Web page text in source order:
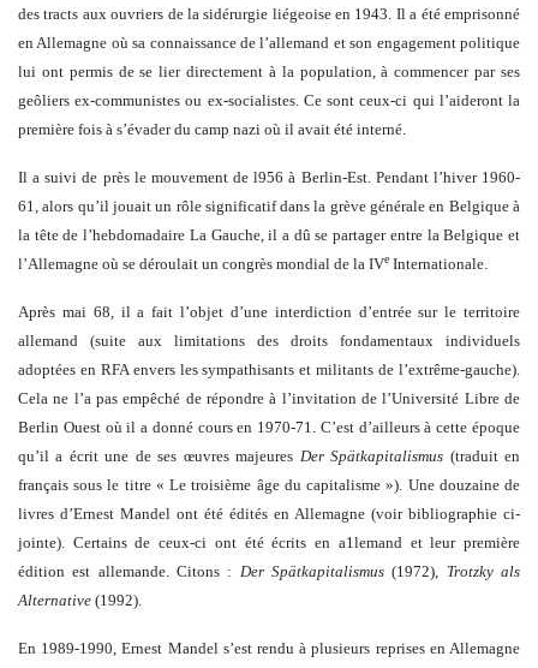
des tracts aux ouvriers de la sidérurgie liégeoise en 1943. Il a été emprisonné
en Allemagne où sa connaissance de l’allemand et son engagement politique
lui ont permis de se lier directement à la population, à commencer par ses
geôliers ex-communistes ou ex-socialistes. Ce sont ceux-ci qui l’aideront la
première fois à s’évader du camp nazi où il avait été interné.
Il a suivi de près le mouvement de l956 à Berlin-Est. Pendant l’hiver 1960-
61, alors qu’il jouait un rôle significatif dans la grève générale en Belgique à
la tête de l’hebdomadaire La Gauche, il a dû se partager entre la Belgique et
l’Allemagne où se déroulait un congrès mondial de la IVe Internationale.
Après mai 68, il a fait l’objet d’une interdiction d’entrée sur le territoire
allemand (suite aux limitations des droits fondamentaux individuels
adoptées en RFA envers les sympathisants et militants de l’extrême-gauche).
Cela ne l’a pas empêché de répondre à l’invitation de l’Université Libre de
Berlin Ouest où il a donné cours en 1970-71. C’est d’ailleurs à cette époque
qu’il a écrit une de ses œuvres majeures Der Spätkapitalismus (traduit en
français sous le titre « Le troisième âge du capitalisme »). Une douzaine de
livres d’Ernest Mandel ont été édités en Allemagne (voir bibliographie ci-
jointe). Certains de ceux-ci ont été écrits en a1lemand et leur première
édition est allemande. Citons : Der Spätkapitalismus (1972), Trotzky als
Alternative (1992).
En 1989-1990, Ernest Mandel s’est rendu à plusieurs reprises en Allemagne